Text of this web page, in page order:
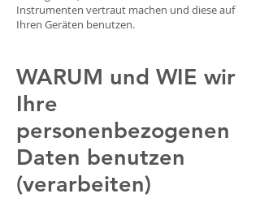
Instrumenten vertraut machen und diese auf
Ihren Geräten benutzen.
WARUM und WIE wir
Ihre
personenbezogenen
Daten benutzen
(verarbeiten)